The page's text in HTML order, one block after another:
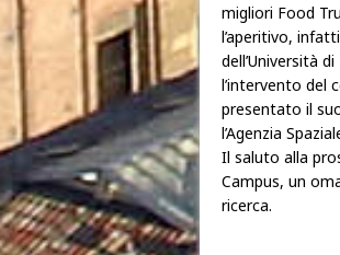
migliori Food
l’aperitivo,
dell’Università
l’intervento del
presentato il
l’Agenzia
Il saluto alla
Campus, un
ricerca.